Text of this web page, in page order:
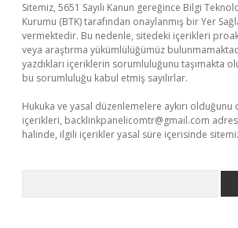
Sitemiz, 5651 Sayılı Kanun gereğince Bilgi
Kurumu (BTK) tarafından onaylanmış bir Yer
vermektedir. Bu nedenle, sitedeki içerikleri
veya araştırma yükümlülüğümüz
yazdıkları içeriklerin sorumluluğunu taşımakta
bu sorumluluğu kabul etmiş sayılırlar.
Hukuka ve yasal düzenlemelere aykırı
içerikleri, backlinkpanelicomtr@gmail.com
halinde, ilgili içerikler yasal süre içerisinde